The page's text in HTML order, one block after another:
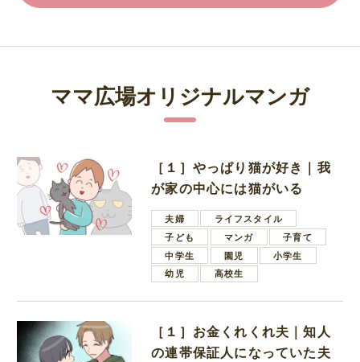
ママ広場オリジナルマンガ
［１］やっぱり猫が好き｜我
が家の中心には猫がいる
夫婦
ライフスタイル
子ども
マンガ
子育て
中学生
園児
小学生
幼児
高校生
［１］お金くれくれ夫｜知人
の連帯保証人になっていた夫